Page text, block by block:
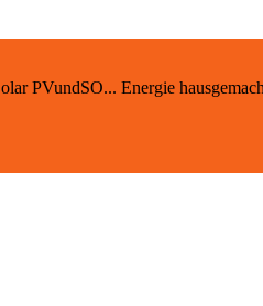
PVundSO... Energie